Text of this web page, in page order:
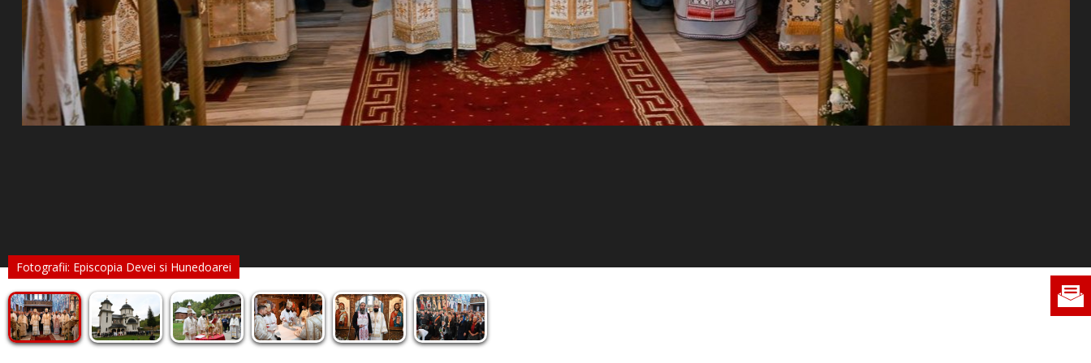
Fotografii: Episcopia Devei si Hunedoarei